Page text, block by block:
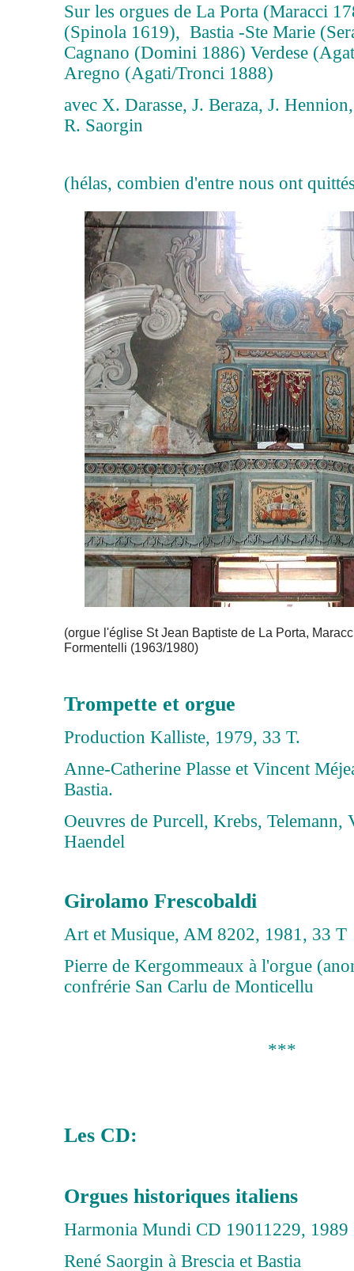
Sur les orgues de La Porta (Maracci
(Spinola 1619), Bastia -Ste Marie
Cagnano (Domini 1886) Verdese
Aregno (Agati/Tronci 1888)
avec X. Darasse, J. Beraza, J.
R. Saorgin
(hélas, combien d'entre nous ont
(orgue l'église St Jean Baptiste de La Porta,
Formentelli (1963/1980)
Trompette et orgue
Production Kalliste, 1979, 33 T.
Anne-Catherine Plasse et Vincent
Bastia.
Oeuvres de Purcell, Krebs, Telemann,
Haendel
Girolamo Frescobaldi
Art et Musique, AM 8202, 1981, 33 T
Pierre de Kergommeaux à l'orgue
confrérie San Carlu de Monticellu
***
Les CD:
Orgues historiques italiens
Harmonia Mundi CD 19011229, 1989
René Saorgin à Brescia et Bastia